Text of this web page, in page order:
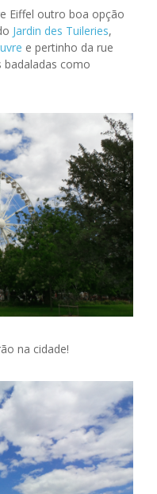
Eiffel outro boa opção
Jardin des Tuileries,
e pertinho da rue
badaladas como
na cidade!